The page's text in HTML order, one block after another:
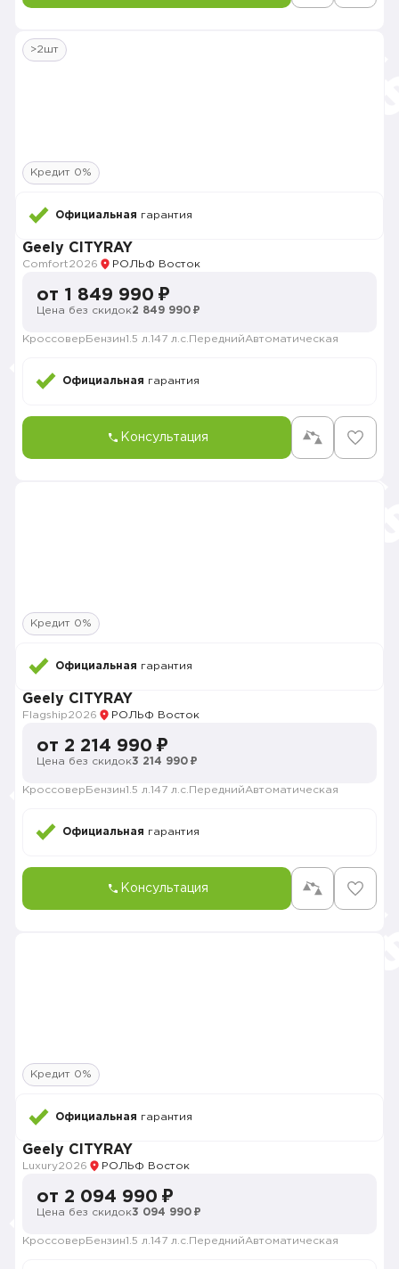
>2шт
Кредит 0%
Официальная гарантия
Geely CITYRAY
Comfort2026 РОЛЬФ Восток
от 1 849 990 ₽
Цена без скидок2 849 990 ₽
Кроссовер Бензин1.5 л. 147 л.с. ПереднийАвтоматическая
Официальная гарантия
Консультация
Кредит 0%
Официальная гарантия
Geely CITYRAY
Flagship2026 РОЛЬФ Восток
от 2 214 990 ₽
Цена без скидок3 214 990 ₽
Кроссовер Бензин1.5 л. 147 л.с. ПереднийАвтоматическая
Официальная гарантия
Консультация
Кредит 0%
Официальная гарантия
Geely CITYRAY
Luxury2026 РОЛЬФ Восток
от 2 094 990 ₽
Цена без скидок3 094 990 ₽
Кроссовер Бензин1.5 л. 147 л.с. ПереднийАвтоматическая